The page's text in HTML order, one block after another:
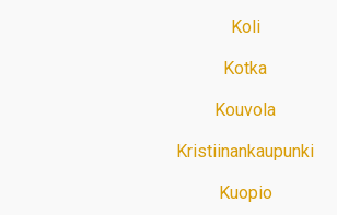
Koli
Kotka
Kouvola
Kristiinankaupunki
Kuopio